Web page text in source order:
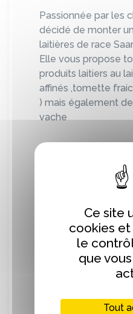
Passionnée par les
décidé de monter
laitières de race
Elle vous propose
produits laitiers au
affinés ,tomette
) mais également
vache
Ce site
cookies
le
que
Tout